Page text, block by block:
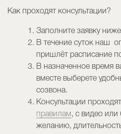
Как проходят консультации?
Заполните заявку
В течение суток наш
пришлёт расписание
В назначенное время
вместе выберете
созвона.
Консультации
правилам , с видео
желанию,